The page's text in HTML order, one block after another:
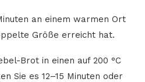
an einem warmen Ort
Größe erreicht hat.
Brot in einen auf 200 °C
Sie es 12–15 Minuten oder